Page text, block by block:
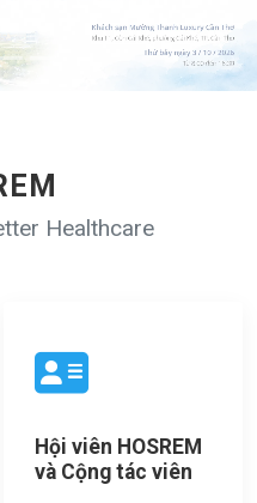
Healthcare
Hội viên HOSREM
và Cộng tác viên